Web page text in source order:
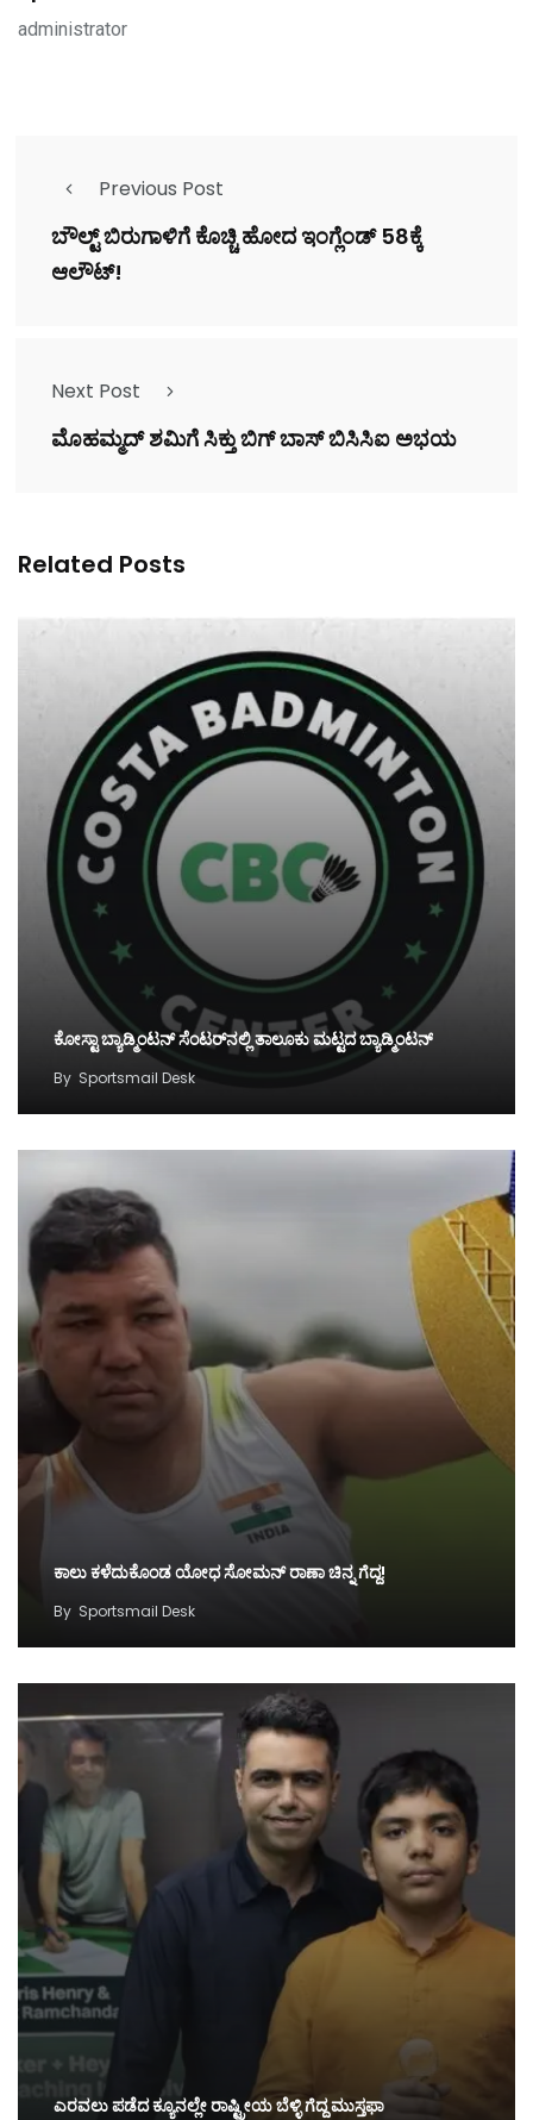
administrator
Previous Post
ಬೌಲ್ಟ್ ಬಿರುಗಾಳಿಗೆ ಕೊಚ್ಚಿ ಹೋದ ಇಂಗ್ಲೆಂಡ್ 58ಕ್ಕೆ
ಆಲೌಟ್!
Next Post
ಮೊಹಮ್ಮದ್ ಶಮಿಗೆ ಸಿಕ್ತು ಬಿಗ್ ಬಾಸ್ ಬಿಸಿಸಿಐ ಅಭಯ
Related Posts
ಕೋಸ್ಟಾ ಬ್ಯಾಡ್ಮಿಂಟನ್‌ ಸೆಂಟರ್‌ನಲ್ಲಿ ತಾಲೂಕು ಮಟ್ಟದ ಬ್ಯಾಡ್ಮಿಂಟನ್‌
By Sportsmail Desk
ಕಾಲು ಕಳೆದುಕೊಂಡ ಯೋಧ ಸೋಮನ್ ರಾಣಾ ಚಿನ್ನ ಗೆದ್ದ!
By Sportsmail Desk
ಎರವಲು ಪಡೆದ ಕ್ಯೂನಲ್ಲೇ ರಾಷ್ಟ್ರೀಯ ಬೆಳ್ಳಿ ಗೆದ್ದ ಮುಸ್ತಫಾ